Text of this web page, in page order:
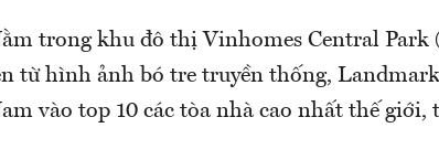
trong khu đô thị Vinhomes Central Park
từ hình ảnh bó tre truyền thống,
vào top 10 các tòa nhà cao nhất thế